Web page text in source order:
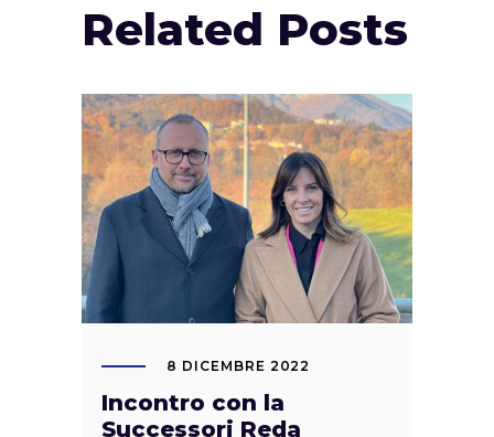
Related Posts
8 DICEMBRE 2022
Incontro con la
Successori Reda